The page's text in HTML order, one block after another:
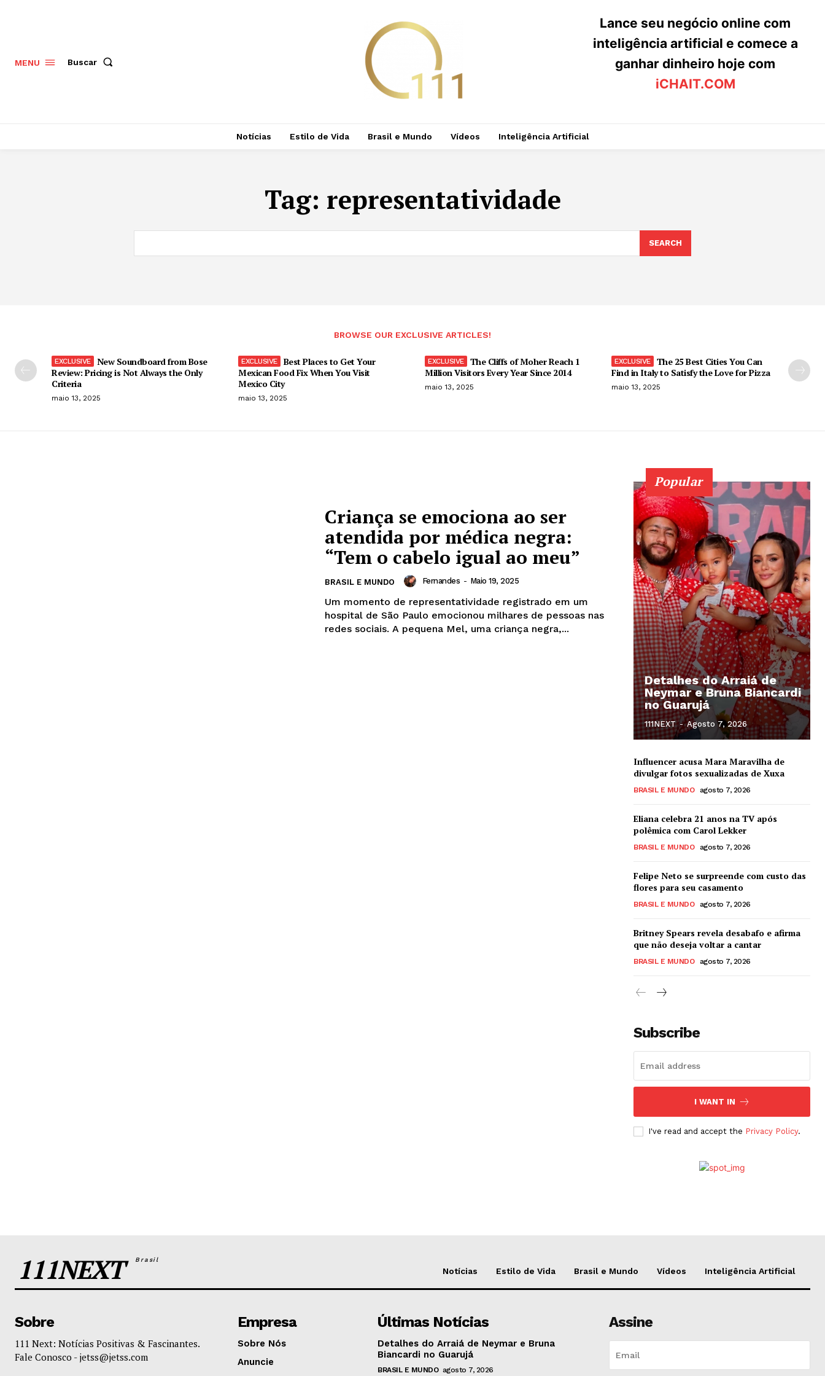
MENU Buscar
Lance seu negócio online com
inteligência artificial e comece a
ganhar dinheiro hoje com
iCHAIT.COM
Notícias Estilo de Vida Brasil e Mundo Vídeos Inteligência Artificial
Tag: representatividade
SEARCH
BROWSE OUR EXCLUSIVE ARTICLES!
New Soundboard from Bose
Review: Pricing is Not Always the Only
Criteria
maio 13, 2025
Best Places to Get Your
Mexican Food Fix When You Visit
Mexico City
maio 13, 2025
The Cliffs of Moher Reach 1
Million Visitors Every Year Since 2014
maio 13, 2025
The 25 Best Cities You Can
Find in Italy to Satisfy the Love for Pizza
maio 13, 2025
Criança se emociona ao ser
atendida por médica negra:
“Tem o cabelo igual ao meu”
BRASIL E MUNDO Fernandes - Maio 19, 2025
Um momento de representatividade registrado em um
hospital de São Paulo emocionou milhares de pessoas nas
redes sociais. A pequena Mel, uma criança negra,...
Popular
Detalhes do Arraiá de
Neymar e Bruna Biancardi
no Guarujá
111NEXT - Agosto 7, 2026
Influencer acusa Mara Maravilha de
divulgar fotos sexualizadas de Xuxa
BRASIL E MUNDO agosto 7, 2026
Eliana celebra 21 anos na TV após
polêmica com Carol Lekker
BRASIL E MUNDO agosto 7, 2026
Felipe Neto se surpreende com custo das
flores para seu casamento
BRASIL E MUNDO agosto 7, 2026
Britney Spears revela desabafo e afirma
que não deseja voltar a cantar
BRASIL E MUNDO agosto 7, 2026
Subscribe
I WANT IN
I've read and accept the Privacy Policy.
111NEXTBrasil
Notícias Estilo de Vida Brasil e Mundo Vídeos Inteligência Artificial
Sobre
111 Next: Notícias Positivas & Fascinantes.
Fale Conosco - jetss@jetss.com
Empresa
Sobre Nós
Anuncie
Últimas Notícias
Detalhes do Arraiá de Neymar e Bruna
Biancardi no Guarujá
BRASIL E MUNDO agosto 7, 2026
Assine